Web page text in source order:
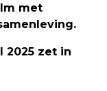
met
2025 zet in